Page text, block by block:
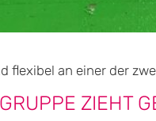
an einer der
ZIEHT